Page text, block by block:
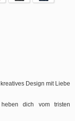
Design mit Liebe
dich vom tristen